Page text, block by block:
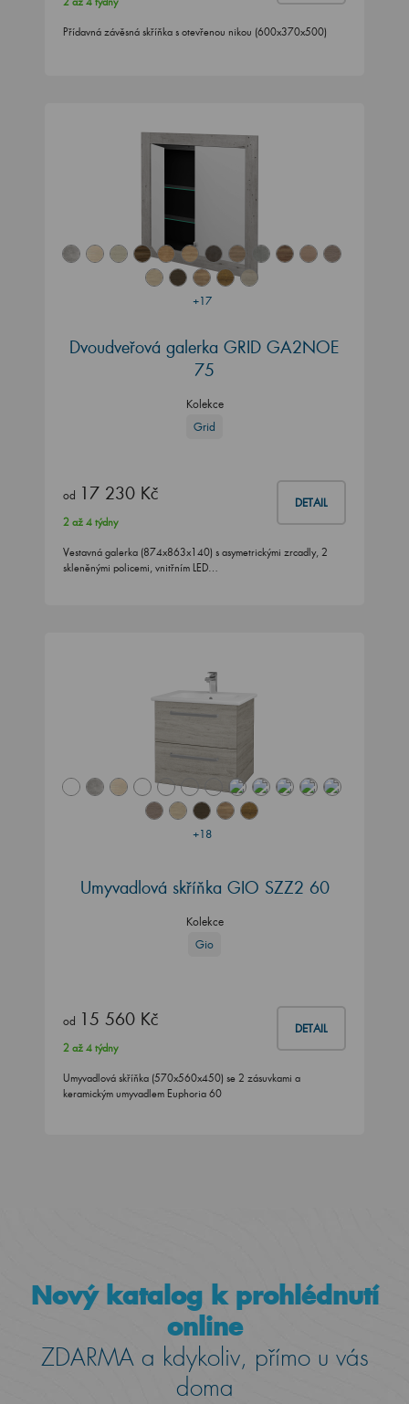
Přídavná závěsná skříňka s otevřenou nikou (600x370x500)
+17
Dvoudveřová galerka GRID GA2NOE
75
Kolekce
Grid
od 17 230 Kč DETAIL
2 až 4 týdny
Vestavná galerka (874x863x140) s asymetrickými zrcadly, 2
skleněnými policemi, vnitřním LED…
+18
Umyvadlová skříňka GIO SZZ2 60
Kolekce
Gio
od 15 560 Kč DETAIL
2 až 4 týdny
Umyvadlová skříňka (570x560x450) se 2 zásuvkami a
keramickým umyvadlem Euphoria 60
Nový katalog k prohlédnutí
online
ZDARMA a kdykoliv, přímo u vás
doma